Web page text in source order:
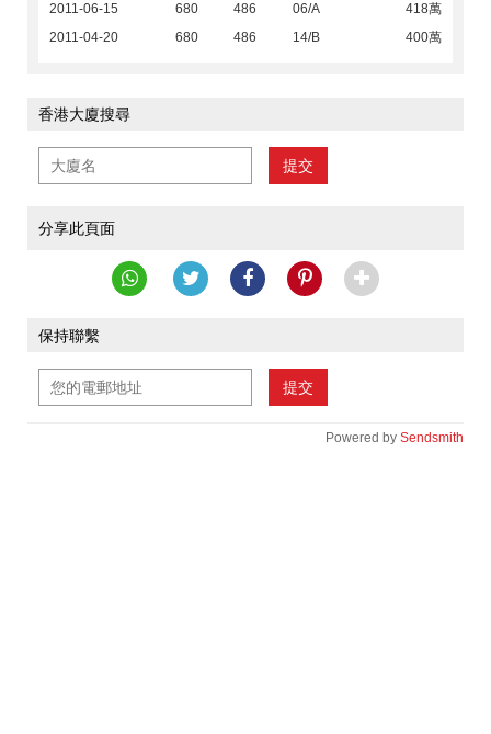
2011-06-15
680 486 06/A
418萬
2011-04-20
680 486 14/B 400萬
香港大廈搜尋
提交
分享此頁面
保持聯繫
提交
Powered by Sendsmith